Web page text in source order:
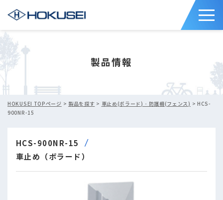
製品情報
HOKUSEI TOPページ > 製品を探す > 車止め(ボラード)・防護柵(フェンス) > HCS-
900NR-15
HCS-900NR-15
車止め（ボラード）